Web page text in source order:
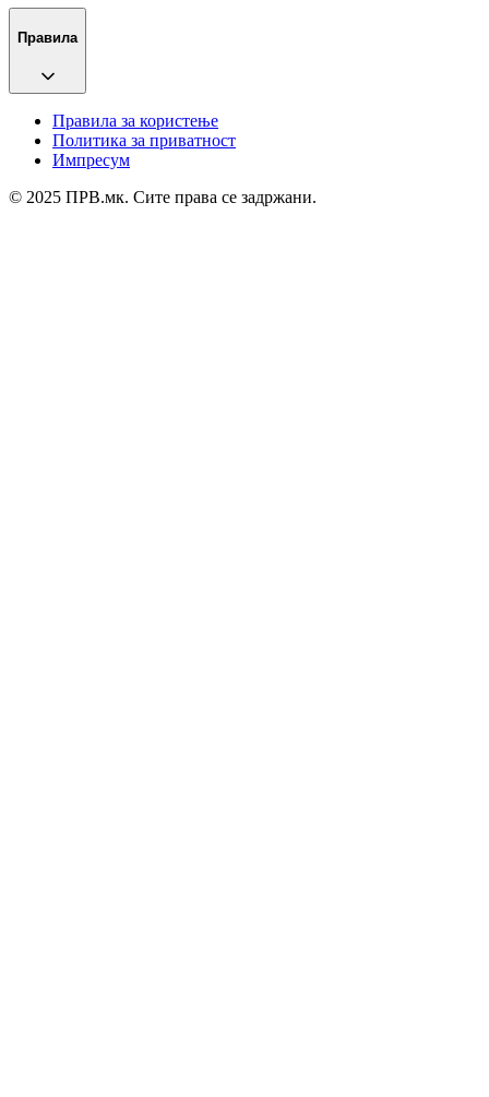
Правила
Правила за користење
Политика за приватност
Импресум
© 2025 ПРВ.мк. Сите права се задржани.